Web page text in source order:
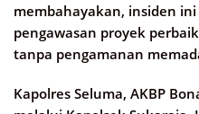
membahayakan, insiden
pengawasan proyek
tanpa pengamanan
Kapolres Seluma, AKBP